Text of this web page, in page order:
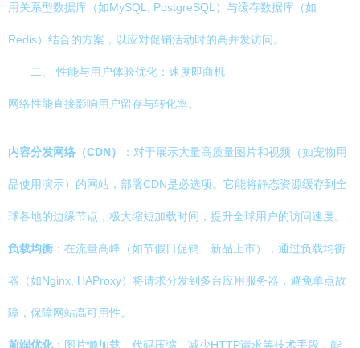
用关系型数据库（如MySQL, PostgreSQL）与缓存数据库（如
Redis）结合的方案，以应对促销活动时的高并发访问。
二、 性能与用户体验优化：速度即商机
网络性能直接影响用户留存与转化率。
内容分发网络（CDN） ：对于展示大量高质量图片和视频（如宠物用
品使用演示）的网站，部署CDN是必选项。它能将静态资源缓存到全
球各地的边缘节点，极大缩短加载时间，提升全球用户的访问速度。
负载均衡 ：在流量高峰（如节假日促销、新品上市），通过负载均衡
器（如Nginx, HAProxy）将请求分发到多台应用服务器，避免单点故
障，保障网站高可用性。
前端优化：图片懒加载、代码压缩、减少HTTP请求等技术手段，能